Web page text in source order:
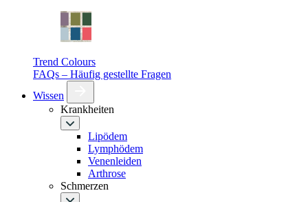
Trend Colours
FAQs – Häufig gestellte Fragen
Wissen
Krankheiten
Lipödem
Lymphödem
Venenleiden
Arthrose
Schmerzen